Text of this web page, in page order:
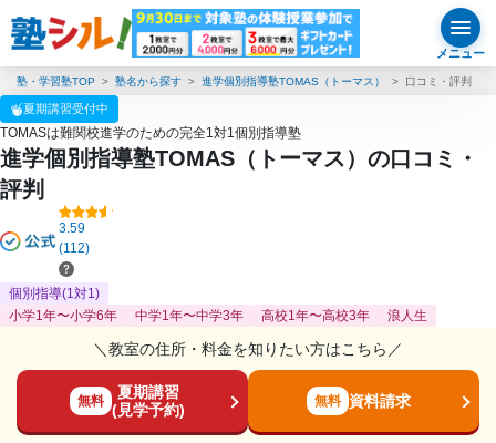
メニュー
塾・学習塾TOP 塾名から探す 進学個別指導塾TOMAS（トーマス） 口コミ・評判
夏期講習受付中
TOMASは難関校進学のための完全1対1個別指導塾
進学個別指導塾TOMAS（トーマス）の口コミ・
評判
3.59
(112)
個別指導(1対1)
小学1年〜小学6年
中学1年〜中学3年 高校1年〜高校3年 浪人生
＼教室の住所・料金を知りたい方はこちら／
無料
夏期講習
(見学予約)
無料 資料請求